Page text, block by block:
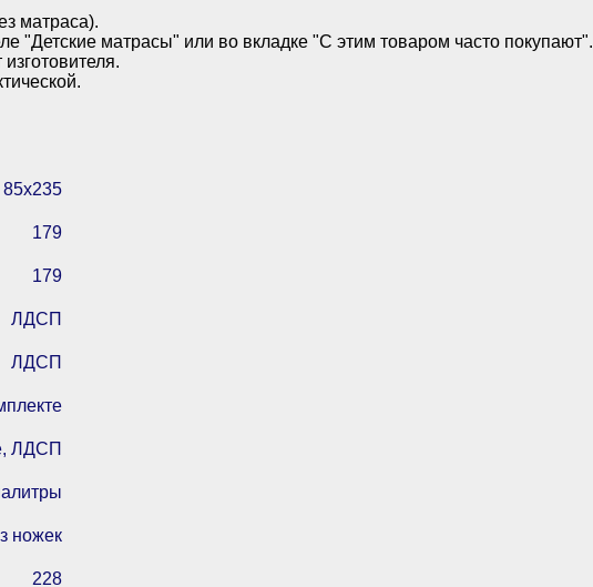
матраса).
"Детские матрасы" или во вкладке "С этим товаром часто покупают".
85х235
179
179
ЛДСП
ЛДСП
ЛДСП
ножек
228